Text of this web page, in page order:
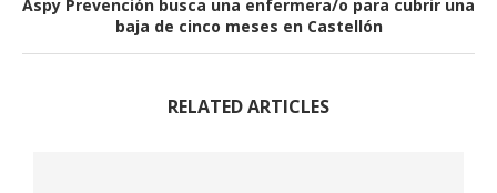
Aspy Prevención busca una enfermera/o para cubrir una
baja de cinco meses en Castellón
RELATED ARTICLES